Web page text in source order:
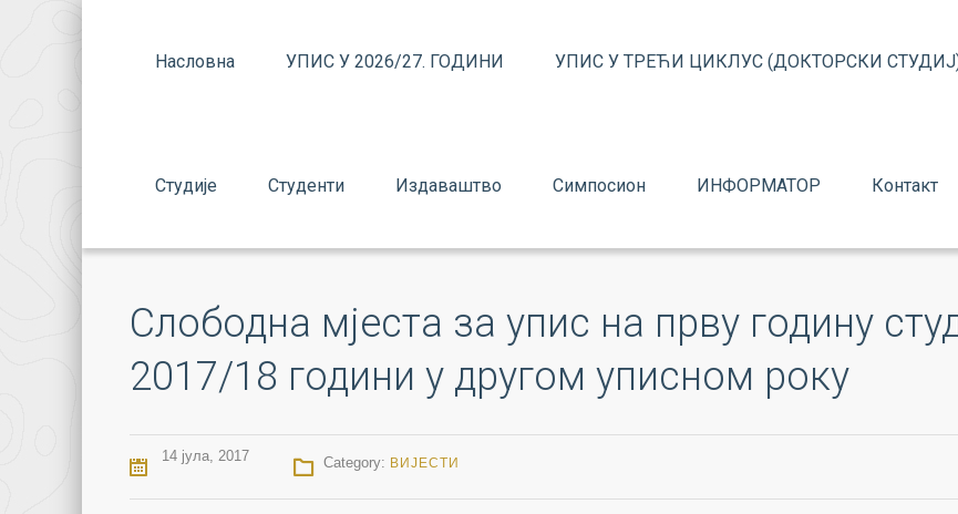
Насловна УПИС У 2026/27. ГОДИНИ УПИС У ТРЕЋИ ЦИКЛУС (ДОКТОРСКИ СТУДИЈ)
Студије Студенти Издаваштво Симпосион ИНФОРМАТОР Контакт
Слободна мјеста за упис на прву годину
2017/18 години у другом уписном року
14 јула, 2017 Category: ВИЈЕСТИ